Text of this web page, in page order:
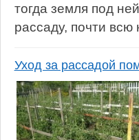
тогда земля под
рассаду, почти
Уход за рассадой